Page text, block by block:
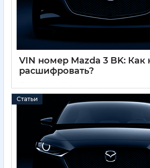
VIN номер Mazda 3 BK: Как
расшифровать?
Статьи